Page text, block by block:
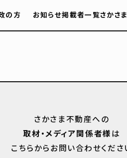
の方 お知らせ掲載者一覧さかさ
さかさま不動産への
取材・メディア関係者様は
こちらからお問い合わせくださ